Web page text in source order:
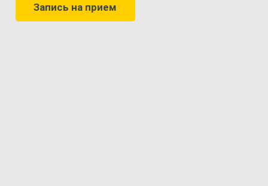
Запись на прием